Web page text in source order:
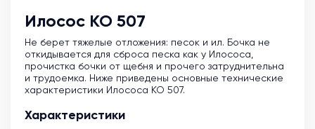
Илосос КО 507
Не берет тяжелые отложения: песок и ил. Бочка не
откидывается для сброса песка как у Илососа,
прочистка бочки от щебня и прочего затруднительна
и трудоемка. Ниже приведены основные технические
характеристики Илососа КО 507.
Характеристики